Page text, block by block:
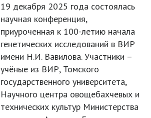
19 декабря 2025 года состоялась
научная конференция,
приуроченная к 100-летию начала
генетических исследований в ВИР
имени Н.И. Вавилова. Участники –
учёные из ВИР, Томского
государственного университета,
Научного центра овощебахчевых и
технических культур Министерства